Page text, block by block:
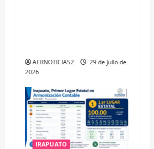
AERNOTICIAS2
29 de julio de
2026
IRAPUATO